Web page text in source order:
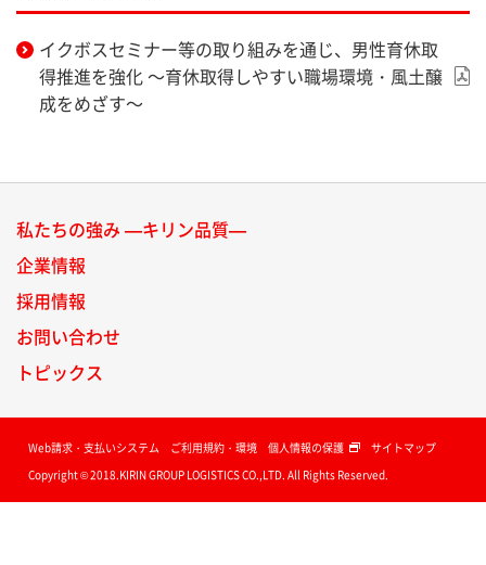
イクボスセミナー等の取り組みを通じ、男性育休取
得推進を強化 ～育休取得しやすい職場環境・風土醸
成をめざす～
私たちの強み —キリン品質—
企業情報
採用情報
お問い合わせ
トピックス
Web請求・支払いシステム ご利用規約・環境 個人情報の保護
サイトマップ
Copyright © 2018.KIRIN GROUP LOGISTICS CO.,LTD. All Rights Reserved.